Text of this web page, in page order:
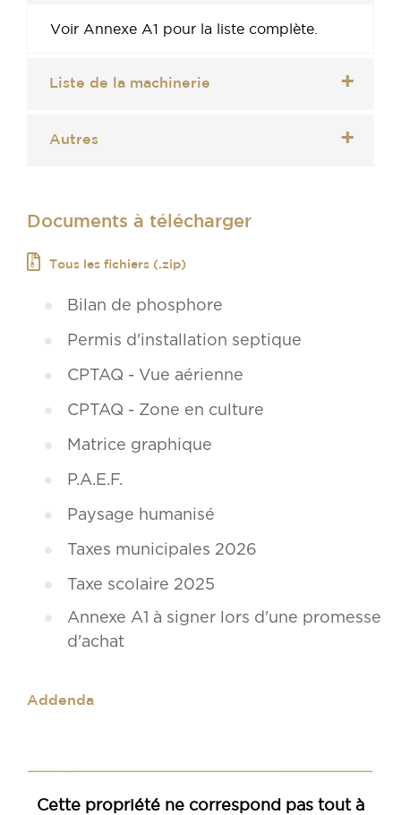
Voir Annexe A1 pour la liste complète.
Liste de la machinerie
Autres
Documents à télécharger
Tous les fichiers (.zip)
Bilan de phosphore
Permis d'installation septique
CPTAQ - Vue aérienne
CPTAQ - Zone en culture
Matrice graphique
P.A.E.F.
Paysage humanisé
Taxes municipales 2026
Taxe scolaire 2025
Annexe A1 à signer lors d'une promesse
d'achat
Addenda
Cette propriété ne correspond pas tout à